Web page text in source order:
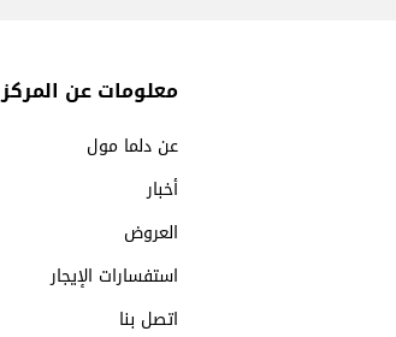
معلومات عن المركز
عن دلما مول
أخبار
العروض
استفسارات الإيجار
اتصل بنا